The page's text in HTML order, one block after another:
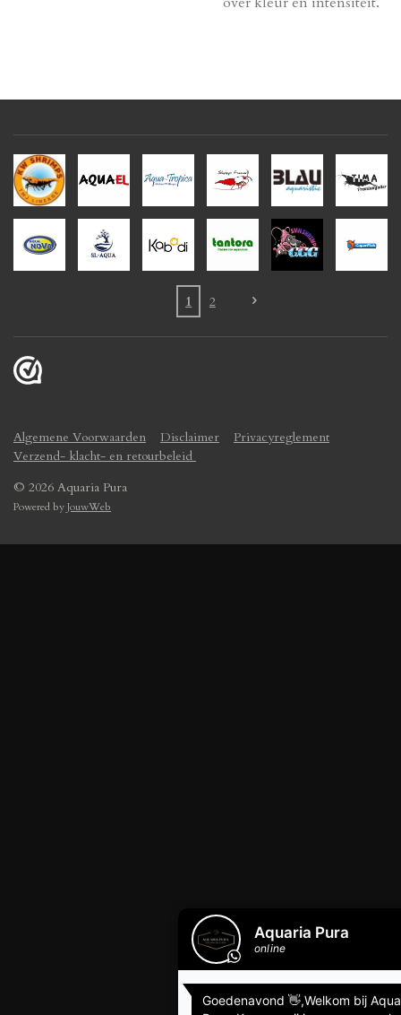
1 2
Algemene Voorwaarden Disclaimer
Privacyreglement
Verzend- klacht- en retourbeleid
© 2026 Aquaria Pura
Powered byJouwWeb